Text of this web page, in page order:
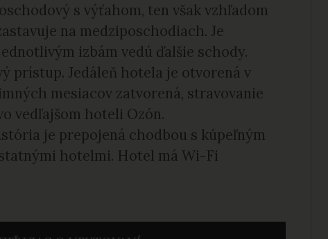
s výťahom, ten však vzhľadom
na medziposchodiach. Je
izbám vedú ďalšie schody.
prístup. Jedáleň hotela je otvorená v
mesiacov zatvorená, stravovanie
vedľajšom hoteli Ozón.
je prepojená chodbou s kúpeľným
hotelmi. Hotel má Wi-Fi